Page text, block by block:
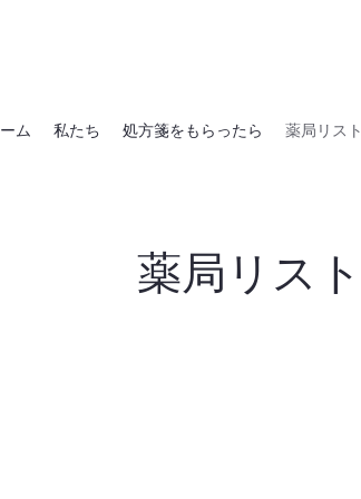
ム 私たち 処方箋をもらったら 薬局リスト
​薬局リスト